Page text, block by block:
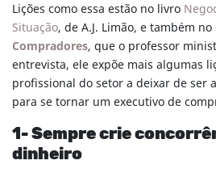
Lições como essa estão no livro
Situação, de A.J. Limão, e também
Compradores, que o professor
entrevista, ele expõe mais algumas
profissional do setor a deixar de ser
para se tornar um executivo de
1- Sempre crie
dinheiro